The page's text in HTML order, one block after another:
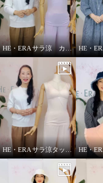
HE・ERA サラ涼 カップ付きインナー
HE・ERA サラ涼タッチ ペチパンツ